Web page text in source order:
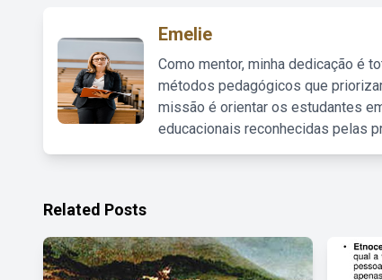
Emelie
Como mentor, minha dedicação é
métodos pedagógicos que
missão é orientar os estudantes
educacionais reconhecidas pelas
Related Posts